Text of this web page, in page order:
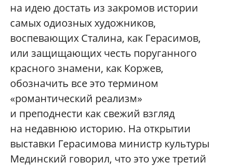
на идею достать из закромов истории
самых одиозных художников,
воспевающих Сталина, как Герасимов,
или защищающих честь поруганного
красного знамени, как Коржев,
обозначить все это термином
«романтический реализм»
и преподнести как свежий взгляд
на недавнюю историю. На открытии
выставки Герасимова министр культуры
Мединский говорил, что это уже третий